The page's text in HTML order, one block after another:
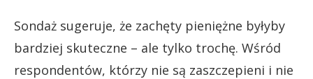
Sondaż sugeruje, że zachęty pieniężne byłyby
bardziej skuteczne – ale tylko trochę. Wśród
respondentów, którzy nie są zaszczepieni i nie